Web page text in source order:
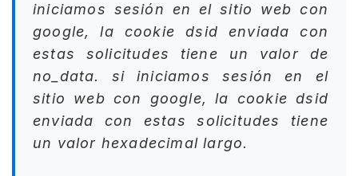
iniciamos sesión en el sitio web con
google, la cookie dsid enviada con
estas solicitudes tiene un valor de
no_data. si iniciamos sesión en el
sitio web con google, la cookie dsid
enviada con estas solicitudes tiene
un valor hexadecimal largo.